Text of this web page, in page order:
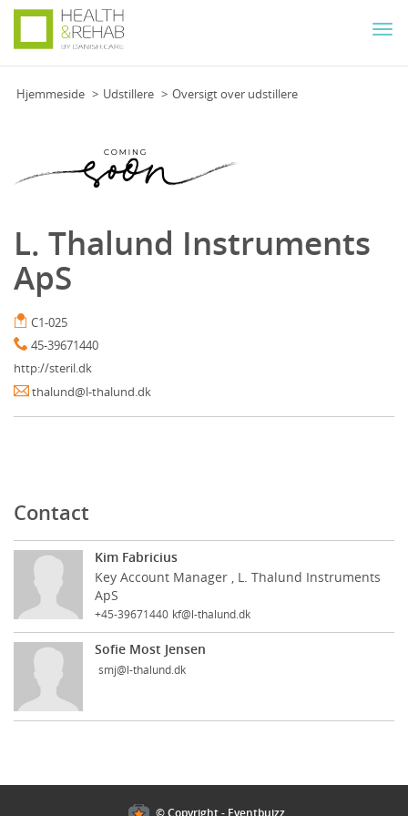
Hjemmeside Udstillere Oversigt over udstillere
L. Thalund Instruments
ApS
C1-025
45-39671440
http://steril.dk
thalund@l-thalund.dk
Contact
Kim Fabricius
Key Account Manager , L. Thalund Instruments
ApS
+45-39671440 kf@l-thalund.dk
Sofie Most Jensen
smj@l-thalund.dk
© Copyright - Eventbuizz